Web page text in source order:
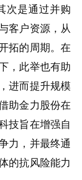
次是通过并购
客户资源，从
拓的周期。在
，此举也有助
进而提升规模
助金力股份在
技旨在增强自
力，并最终通
的抗风险能力